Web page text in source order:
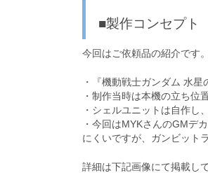
■製作コンセプト
今回はご依頼品の紹介です。
・『機動戦士ガンダム 水
・制作当時は本機の立ち
・シェルユニットは自作し
・今回はMYKさんのGMデ
にくいですが、ガンビット
詳細は下記画像にて掲載し